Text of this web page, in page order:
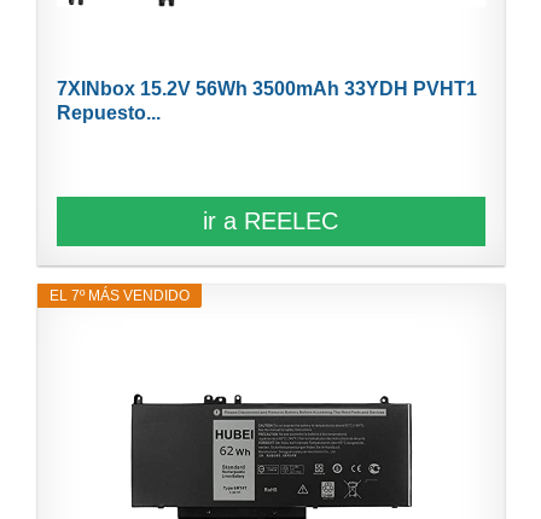
7XINbox 15.2V 56Wh 3500mAh 33YDH PVHT1
Repuesto...
ir a REELEC
EL 7º MÁS VENDIDO